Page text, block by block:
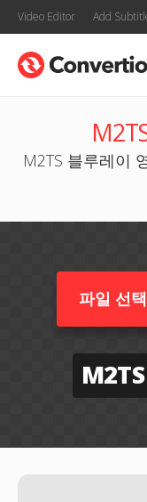
Video Editor Add
M2TS 블루레이
파일 선택
M2TS